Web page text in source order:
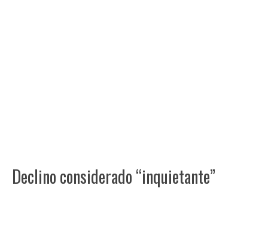
Declino considerado “inquietante”